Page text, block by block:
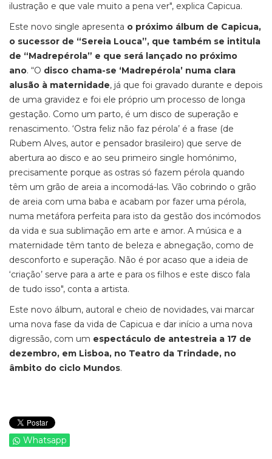
ilustração e que vale muito a pena ver", explica Capicua.
Este novo single apresenta o próximo álbum de Capicua,
o sucessor de “Sereia Louca”, que também se intitula
de “Madrepérola” e que será lançado no próximo
ano. “O disco chama-se ‘Madrepérola’ numa clara
alusão à maternidade, já que foi gravado durante e depois
de uma gravidez e foi ele próprio um processo de longa
gestação. Como um parto, é um disco de superação e
renascimento. ‘Ostra feliz não faz pérola’ é a frase (de
Rubem Alves, autor e pensador brasileiro) que serve de
abertura ao disco e ao seu primeiro single homónimo,
precisamente porque as ostras só fazem pérola quando
têm um grão de areia a incomodá-las. Vão cobrindo o grão
de areia com uma baba e acabam por fazer uma pérola,
numa metáfora perfeita para isto da gestão dos incómodos
da vida e sua sublimação em arte e amor. A música e a
maternidade têm tanto de beleza e abnegação, como de
desconforto e superação. Não é por acaso que a ideia de
‘criação’ serve para a arte e para os filhos e este disco fala
de tudo isso", conta a artista.
Este novo álbum, autoral e cheio de novidades, vai marcar
uma nova fase da vida de Capicua e dar início a uma nova
digressão, com um espectáculo de antestreia a 17 de
dezembro, em Lisboa, no Teatro da Trindade, no
âmbito do ciclo Mundos.
Whatsapp